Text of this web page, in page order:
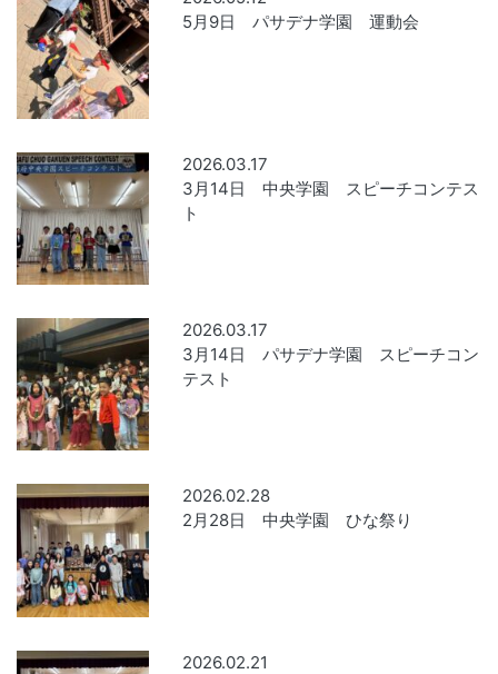
5月9日 パサデナ学園 運動会
2026.03.17
3月14日 中央学園 スピーチコンテス
ト
2026.03.17
3月14日 パサデナ学園 スピーチコン
テスト
2026.02.28
2月28日 中央学園 ひな祭り
2026.02.21